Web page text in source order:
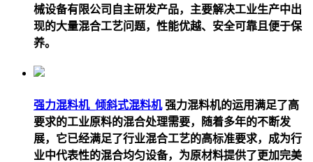
械设备有限公司自主研发产品，主要解决工业生产中出
现的大量混合工艺问题，性能优越、安全可靠且便于保
养。
强力混料机_倾斜式混料机强力混料机的运用满足了高
要求的工业原料的混合处理需要，随着多年的不断发
展，它已经满足了行业混合工艺的高标准要求，成为行
业中代表性的混合均匀设备，为原材料提供了更加完美